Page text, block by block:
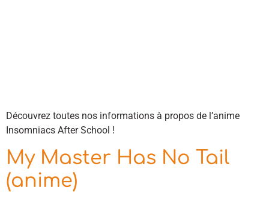
Découvrez toutes nos informations à propos de l’anime
Insomniacs After School !
My Master Has No Tail
(anime)